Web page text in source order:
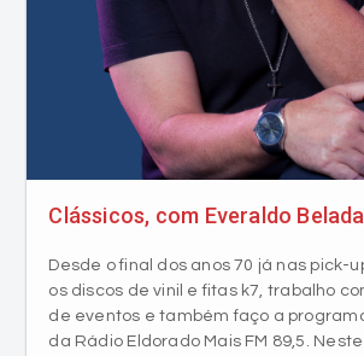
Clássicos, com Everaldo Belada
Desde o final dos anos 70 já nas pick-
os discos de vinil e fitas k7, trabalho
de eventos e também faço a
da Rádio Eldorado Mais FM 89,5.